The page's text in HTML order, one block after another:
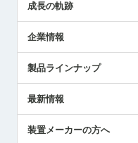
成長の軌跡
企業情報
ごあいさつ
受賞履歴
採用情報
製品ラインナップ
ツールセッタ製品
エアマイクロセンサ製品
最新情報
メトロールの技術
装置メーカーの方へ